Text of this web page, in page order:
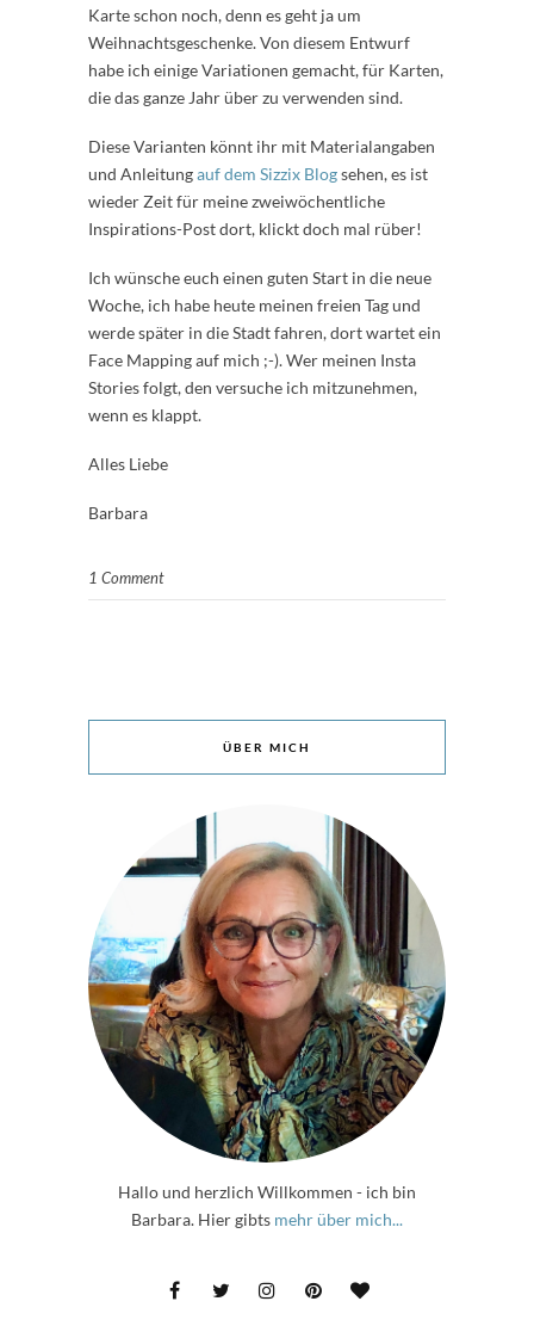
Karte schon noch, denn es geht ja um
Weihnachtsgeschenke. Von diesem Entwurf
habe ich einige Variationen gemacht, für Karten,
die das ganze Jahr über zu verwenden sind.
Diese Varianten könnt ihr mit Materialangaben
und Anleitungauf dem Sizzix Blogsehen, es ist
wieder Zeit für meine zweiwöchentliche
Inspirations-Post dort, klickt doch mal rüber!
Ich wünsche euch einen guten Start in die neue
Woche, ich habe heute meinen freien Tag und
werde später in die Stadt fahren, dort wartet ein
Face Mapping auf mich ;-). Wer meinen Insta
Stories folgt, den versuche ich mitzunehmen,
wenn es klappt.
Alles Liebe
Barbara
1 Comment
ÜBER MICH
Hallo und herzlich Willkommen - ich bin
Barbara. Hier gibts mehr über mich...